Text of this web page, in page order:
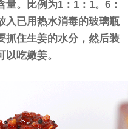
。比例为1：1：1。6：
入已用热水消毒的玻璃瓶
抓住生姜的水分，然后装
吃嫩姜。